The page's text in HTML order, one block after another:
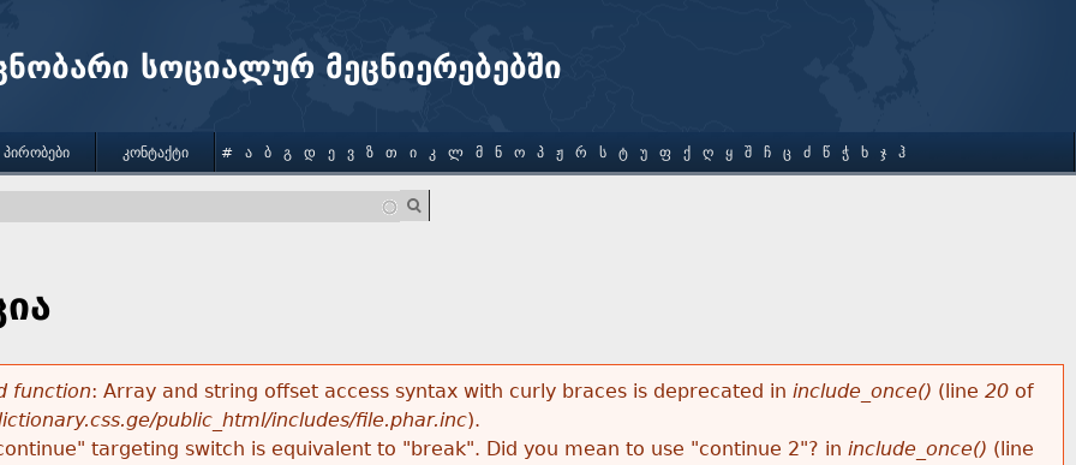
სოციალურ მეცნიერებებში
function: Array and string offset access syntax with curly braces is deprecated in include_once() (line 20of
public_html/includes/file.phar.inc).
targeting switch is equivalent to "break". Did you mean to use "continue 2"? in include_once() (line
ᲞᲘᲠᲝᲑᲔᲑᲘ ᲙᲝᲜᲢᲐᲥᲢᲘ # Ა Ბ Გ Დ Ე Ვ Ზ Თ Ი Კ Ლ Მ Ნ Ო Პ Ჟ Რ Ს Ტ Უ Ფ Ქ Ღ Ყ Შ Ჩ Ც Ძ Წ Ჭ Ხ Ჯ Ჰ